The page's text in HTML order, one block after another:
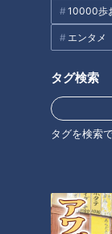
10000歩
エンタメ
タグ検索
タグを検索
「サンデードラゴン